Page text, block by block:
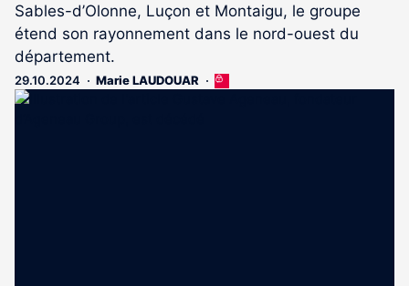
Sables-d’Olonne, Luçon et Montaigu, le groupe
étend son rayonnement dans le nord-ouest du
département.
29.10.2024 Marie LAUDOUAR
Cet